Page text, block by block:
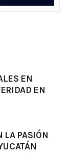
EN
EN
LA PASIÓN